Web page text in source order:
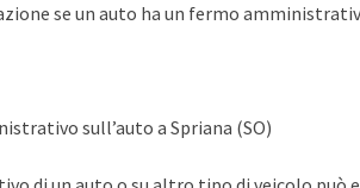
se un auto ha un fermo
sull’auto a Spriana (SO)